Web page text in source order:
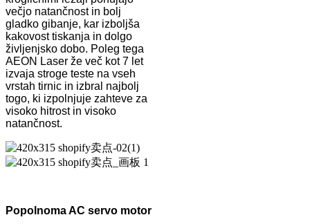
večjo natančnost in bolj
gladko gibanje, kar izboljša
kakovost tiskanja in dolgo
življenjsko dobo. Poleg tega
AEON Laser že več kot 7 let
izvaja stroge teste na vseh
vrstah tirnic in izbral najbolj
togo, ki izpolnjuje zahteve za
visoko hitrost in visoko
natančnost.
Popolnoma AC servo motor